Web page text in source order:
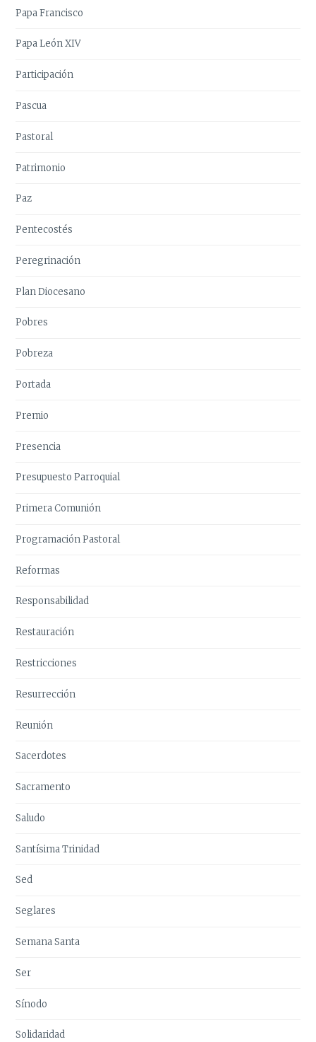
Papa Francisco
Papa León XIV
Participación
Pascua
Pastoral
Patrimonio
Paz
Pentecostés
Peregrinación
Plan Diocesano
Pobres
Pobreza
Portada
Premio
Presencia
Presupuesto Parroquial
Primera Comunión
Programación Pastoral
Reformas
Responsabilidad
Restauración
Restricciones
Resurrección
Reunión
Sacerdotes
Sacramento
Saludo
Santísima Trinidad
Sed
Seglares
Semana Santa
Ser
Sínodo
Solidaridad